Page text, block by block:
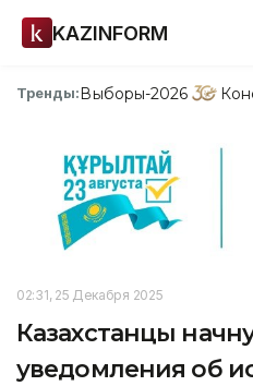
KAZINFORM
Тренды:Выборы-2026
02:31, 25 Декабря 2025
Казахстанцы
уведомления об